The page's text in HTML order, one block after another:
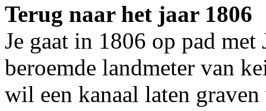
Terug naar het jaar 1806
Je gaat in 1806 op pad met
beroemde landmeter van
wil een kanaal laten